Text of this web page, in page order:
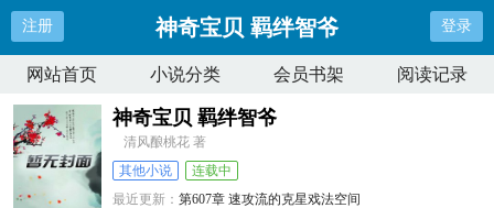
注册 神奇宝贝 羁绊智爷 登录
网站首页 小说分类 会员书架 阅读记录
神奇宝贝 羁绊智爷
清风酿桃花 著
其他小说
连载中
最近更新：第607章 速攻流的克星戏法空间